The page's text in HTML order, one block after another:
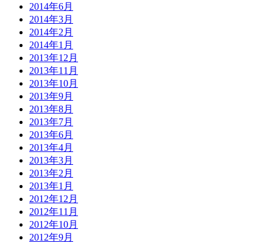
2014年6月
2014年3月
2014年2月
2014年1月
2013年12月
2013年11月
2013年10月
2013年9月
2013年8月
2013年7月
2013年6月
2013年4月
2013年3月
2013年2月
2013年1月
2012年12月
2012年11月
2012年10月
2012年9月